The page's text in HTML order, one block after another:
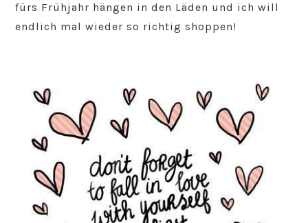
fürs Frühjahr hängen in den Läden und ich will
endlich mal wieder so richtig shoppen!